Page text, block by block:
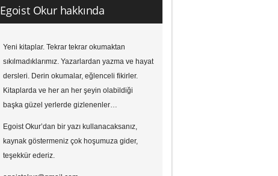
Egoist Okur hakkında
Yeni kitaplar. Tekrar tekrar okumaktan
sıkılmadıklarımız. Yazarlardan yazma ve hayat
dersleri. Derin okumalar, eğlenceli fikirler.
Kitaplarda ve her an her şeyin olabildiği
başka güzel yerlerde gizlenenler…
Egoist Okur’dan bir yazı kullanacaksanız,
kaynak göstermeniz çok hoşumuza gider,
teşekkür ederiz.